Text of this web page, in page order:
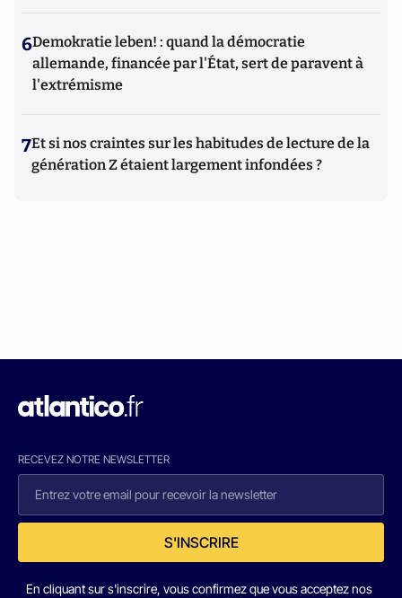
6Demokratie leben! : quand la démocratie
allemande, financée par l'État, sert de paravent à
l'extrémisme
7Et si nos craintes sur les habitudes de lecture de la
génération Z étaient largement infondées ?
RECEVEZ NOTRE NEWSLETTER
S'INSCRIRE
En cliquant sur s'inscrire, vous confirmez que vous acceptez nos